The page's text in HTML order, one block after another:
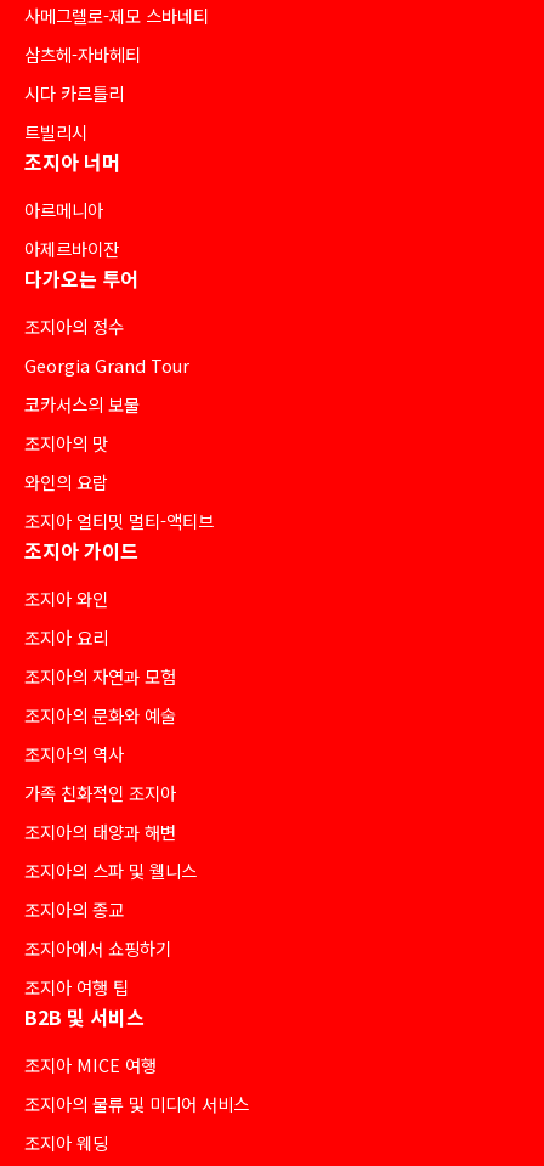
사메그렐로-제모 스바네티
삼츠헤-자바헤티
시다 카르틀리
트빌리시
조지아 너머
아르메니아
아제르바이잔
다가오는 투어
조지아의 정수
Georgia Grand Tour
코카서스의 보물
조지아의 맛
와인의 요람
조지아 얼티밋 멀티-액티브
조지아 가이드
조지아 와인
조지아 요리
조지아의 자연과 모험
조지아의 문화와 예술
조지아의 역사
가족 친화적인 조지아
조지아의 태양과 해변
조지아의 스파 및 웰니스
조지아의 종교
조지아에서 쇼핑하기
조지아 여행 팁
B2B 및 서비스
조지아 MICE 여행
조지아의 물류 및 미디어 서비스
조지아 웨딩